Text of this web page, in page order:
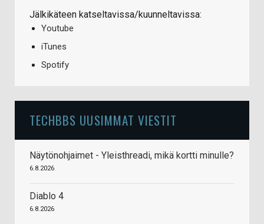
Jälkikäteen katseltavissa/kuunneltavissa:
Youtube
iTunes
Spotify
TECHBBS UUSIMMAT VIESTIT
Näytönohjaimet - Yleisthreadi, mikä kortti minulle?
6.8.2026
Diablo 4
6.8.2026